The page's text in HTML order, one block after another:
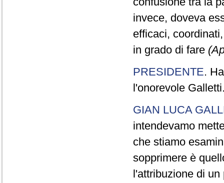
invece, doveva
efficaci,
in grado di fare
PRESIDENTE.
l'onorevole
GIAN LUCA
intendevamo
che stiamo
sopprimere è
l'attribuzione di